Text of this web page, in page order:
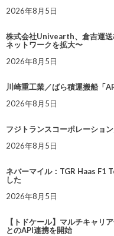
2026年8月5日
株式会社Univearth、倉吉運送
ネットワークを拡大〜
2026年8月5日
川崎重工業／ばら積運搬船「
2026年8月5日
フジトランスコーポレーショ
2026年8月5日
ネバーマイル：TGR Haas F1
した
2026年8月5日
【トドケール】マルチキャリ
とのAPI連携を開始